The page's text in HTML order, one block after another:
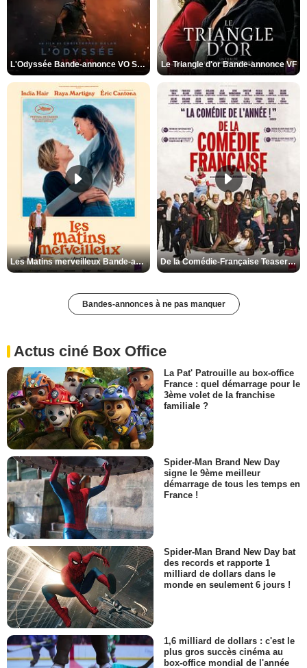
L'Odyssée Bande-annonce VO STFR Le Triangle d'or Bande-annonce VF
Les Matins merveilleux Bande-annonce VF De la Comédie-Française Teaser VF
Bandes-annonces à ne pas manquer
Actus ciné Box Office
La Pat' Patrouille au box-office
France : quel démarrage pour le
3ème volet de la franchise
familiale ?
Spider-Man Brand New Day
signe le 9ème meilleur
démarrage de tous les temps en
France !
Spider-Man Brand New Day bat
des records et rapporte 1
milliard de dollars dans le
monde en seulement 6 jours !
1,6 milliard de dollars : c'est le
plus gros succès cinéma au
box-office mondial de l'année